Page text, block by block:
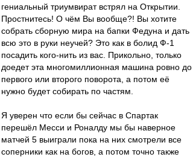
гениальный триумвират встрял на Открытии.
Простнитесь! О чём Вы вообще?! Вы хотите
собрать сборную мира на бапки Федуна и дать
всю это в руки неучей? Это как в болид Ф-1
посадить кого-нить из вас. Прикольно, только
доедет эта многомиллионная машина ровно до
первого или второго поворота, а потом её
нужно будет собирать по частям.
Я уверен что если бы сейчас в Спартак
перешёл Месси и Роналду мы бы наверное
матчей 5 выиграли пока на них смотрели все
соперники как на богов, а потом точно также